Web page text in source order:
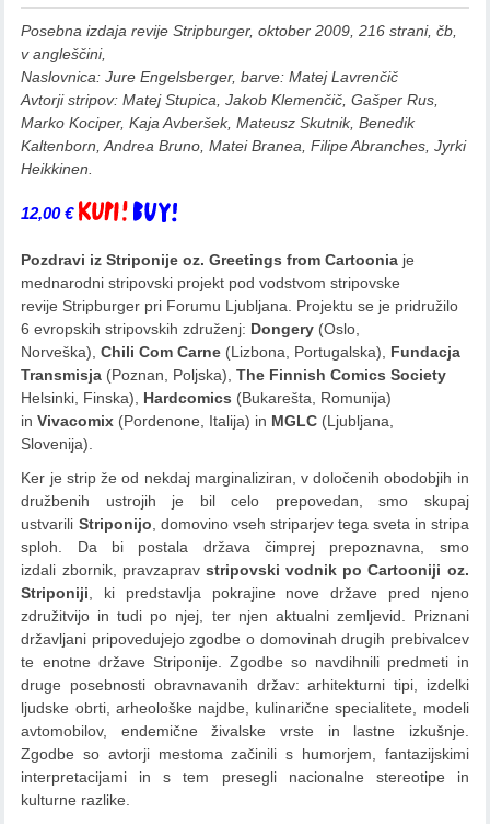
Posebna izdaja revije Stripburger, oktober 2009, 216 strani, čb,
v angleščini,
Naslovnica: Jure Engelsberger, barve: Matej Lavrenčič
Avtorji stripov: Matej Stupica, Jakob Klemenčič, Gašper Rus,
Marko Kociper, Kaja Avberšek, Mateusz Skutnik, Benedik
Kaltenborn, Andrea Bruno, Matei Branea, Filipe Abranches, Jyrki
Heikkinen.
12,00€ Dodaj v košarico
Pozdravi iz Striponije oz. Greetings from Cartoonia je
mednarodni stripovski projekt pod vodstvom stripovske
revije Stripburger pri Forumu Ljubljana. Projektu se je pridružilo
6 evropskih stripovskih združenj: Dongery (Oslo,
Norveška), Chili Com Carne (Lizbona, Portugalska), Fundacja
Transmisja (Poznan, Poljska),The Finnish Comics Society
Helsinki, Finska), Hardcomics (Bukarešta, Romunija)
in Vivacomix (Pordenone, Italija) in MGLC (Ljubljana,
Slovenija).
Ker je strip že od nekdaj marginaliziran, v določenih obodobjih in
družbenih ustrojih je bil celo prepovedan, smo skupaj
ustvarili Striponijo, domovino vseh striparjev tega sveta in stripa
sploh. Da bi postala država čimprej prepoznavna, smo
izdali zbornik, pravzapravstripovski vodnik po Cartooniji oz.
Striponiji, ki predstavlja pokrajine nove države pred njeno
združitvijo in tudi po njej, ter njen aktualni zemljevid. Priznani
državljani pripovedujejo zgodbe o domovinah drugih prebivalcev
te enotne države Striponije. Zgodbe so navdihnili predmeti in
druge posebnosti obravnavanih držav: arhitekturni tipi, izdelki
ljudske obrti, arheološke najdbe, kulinarične specialitete, modeli
avtomobilov, endemične živalske vrste in lastne izkušnje.
Zgodbe so avtorji mestoma začinili s humorjem, fantazijskimi
interpretacijami in s tem presegli nacionalne stereotipe in
kulturne razlike.